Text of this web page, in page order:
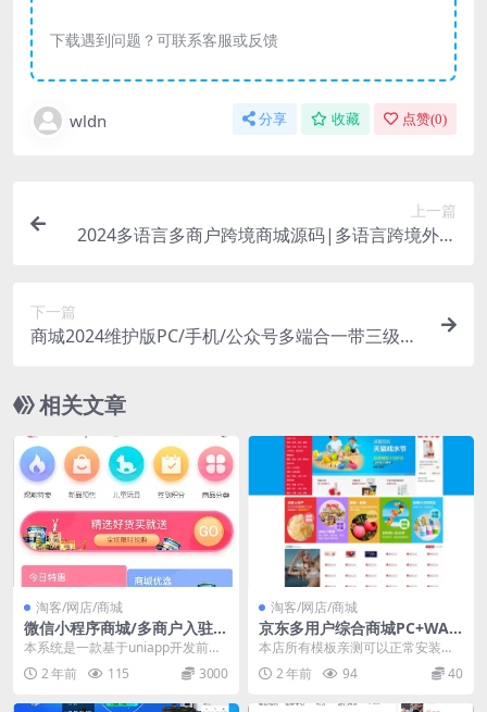
下载遇到问题？可联系客服或反馈
wldn 分享 收藏 点赞(0)
上一篇
2024多语言多商户跨境商城源码|多语言跨境外贸
下一篇
商城2024维护版PC/手机/公众号多端合一带三级分
相关文章
淘客/网店/商城
微信小程序商城/多商户入驻/
多门店/积分商城/拼团团购/优
本系统是一款基于uniapp开发前
端、PHP开发后端的版本微信小程
序商城。它集成...
2 年前 115 3000
淘客/网店/商城
京东多用户综合商城PC+WAP
整站带数据源码
本店所有模板亲测可以正常安装使
用 请您放心购买 本店演示：http://
demo...
2 年前 94 40